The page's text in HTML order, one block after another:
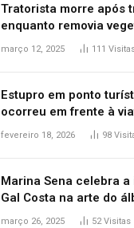
Tratorista morre após
enquanto removia
ribanceira de rodovia
março 12, 2025 111
Estupro em ponto
ocorreu em frente à
segurança; polícia
fevereiro 18, 2026 98
Marina Sena celebra
Gal Costa na arte do
naturais’
março 26, 2025 52Visitas